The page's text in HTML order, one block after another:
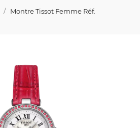
Montre Tissot Femme Réf.